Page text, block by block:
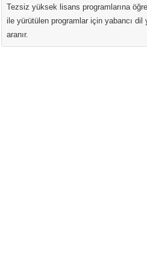
Tezsiz yüksek lisans programlarına
ile yürütülen programlar için yabancı
aranır.